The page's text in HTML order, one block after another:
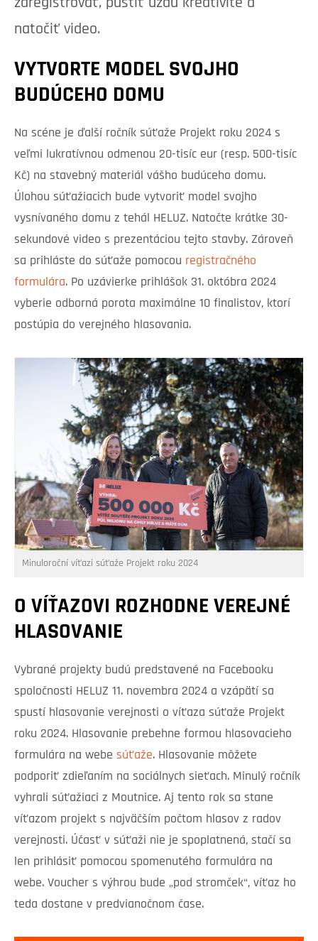
zaregistrovať, pustiť uzdu kreativite a
natočiť video.
VYTVORTE MODEL SVOJHO
BUDÚCEHO DOMU
Na scéne je ďalší ročník súťaže Projekt roku 2024 s
veľmi lukratívnou odmenou 20-tisíc eur (resp. 500-tisíc
Kč) na stavebný materiál vášho budúceho domu.
Úlohou súťažiacich bude vytvoriť model svojho
vysnívaného domu z tehál HELUZ. Natočte krátke 30-
sekundové video s prezentáciou tejto stavby. Zároveň
sa prihláste do súťaže pomocou registračného
formulára. Po uzávierke prihlášok 31. októbra 2024
vyberie odborná porota maximálne 10 finalistov, ktorí
postúpia do verejného hlasovania.
Minuloroční víťazi súťaže Projekt roku 2024
O VÍŤAZOVI ROZHODNE VEREJNÉ
HLASOVANIE
Vybrané projekty budú predstavené na Facebooku
spoločnosti HELUZ 11. novembra 2024 a vzápätí sa
spustí hlasovanie verejnosti o víťaza súťaže Projekt
roku 2024. Hlasovanie prebehne formou hlasovacieho
formulára na webe súťaže. Hlasovanie môžete
podporiť zdieľaním na sociálnych sieťach. Minulý ročník
vyhrali súťažiaci z Moutnice. Aj tento rok sa stane
víťazom projekt s najväčším počtom hlasov z radov
verejnosti. Účasť v súťaži nie je spoplatnená, stačí sa
len prihlásiť pomocou spomenutého formulára na
webe. Voucher s výhrou bude „pod stromček“, víťaz ho
teda dostane v predvianočnom čase.